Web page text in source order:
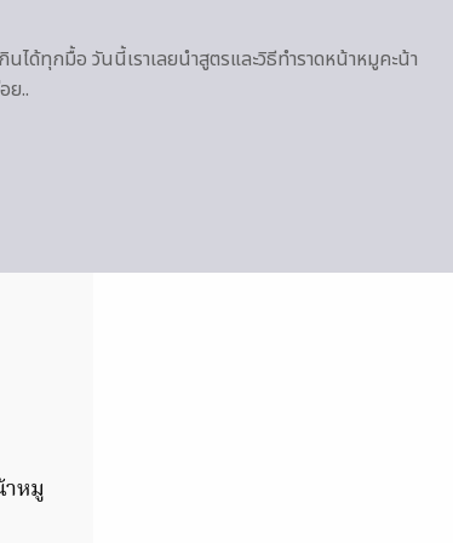
ได้ทุกมื้อ วันนี้เราเลยนำสูตรและวิธีทำราดหน้าหมูคะน้า
ย..
าหมู